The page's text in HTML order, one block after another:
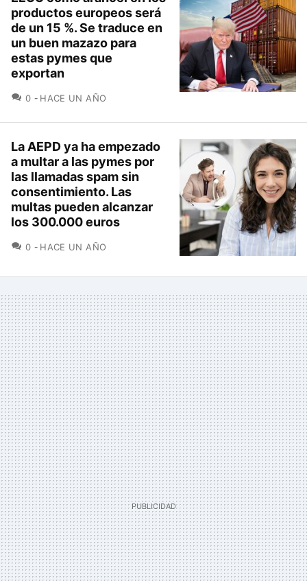
productos europeos será
de un 15 %. Se traduce en
un buen mazazo para
estas pymes que
exportan
0 COMENTARIOS
HACE UN AÑO
La AEPD ya ha empezado
a multar a las pymes por
las llamadas spam sin
consentimiento. Las
multas pueden alcanzar
los 300.000 euros
0 COMENTARIOS
HACE UN AÑO